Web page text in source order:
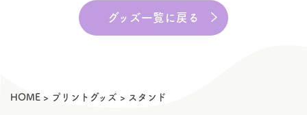
グッズ一覧に戻る
HOME > プリントグッズ > スタンド